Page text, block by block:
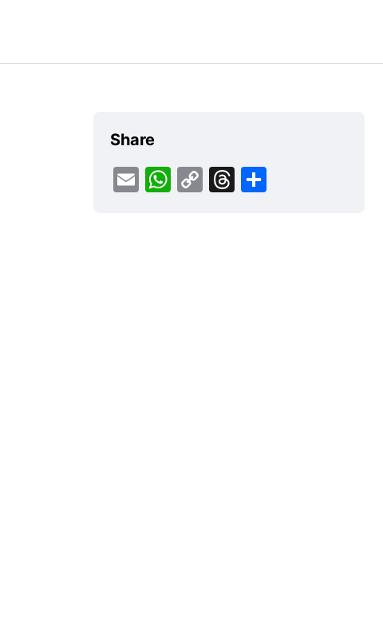
Share
EmailWhatsApp
CopyThreads